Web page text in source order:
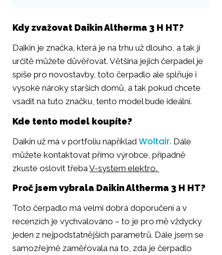
Kdy zvažovat Daikin Altherma 3 H HT?
Daikin je značka, která je na trhu už dlouho, a tak jí
určitě můžete důvěřovat. Většina jejich čerpadel je
spíše pro novostavby, toto čerpadlo ale splňuje i
vysoké nároky starších domů, a tak pokud chcete
vsadit na tuto značku, tento model bude ideální.
Kde tento model koupíte?
Daikin už má v portfoliu například Woltair. Dále
můžete kontaktovat přímo výrobce, případně
zkuste oslovit třebaV-system elektro.
Proč jsem vybrala Daikin Altherma 3 H HT?
Toto čerpadlo má velmi dobrá doporučení a v
recenzích je vychvalováno – to je pro mě vždycky
jeden z nejpodstatnějších parametrů. Dále jsem se
samozřejmě zaměřovala na to, zda je čerpadlo